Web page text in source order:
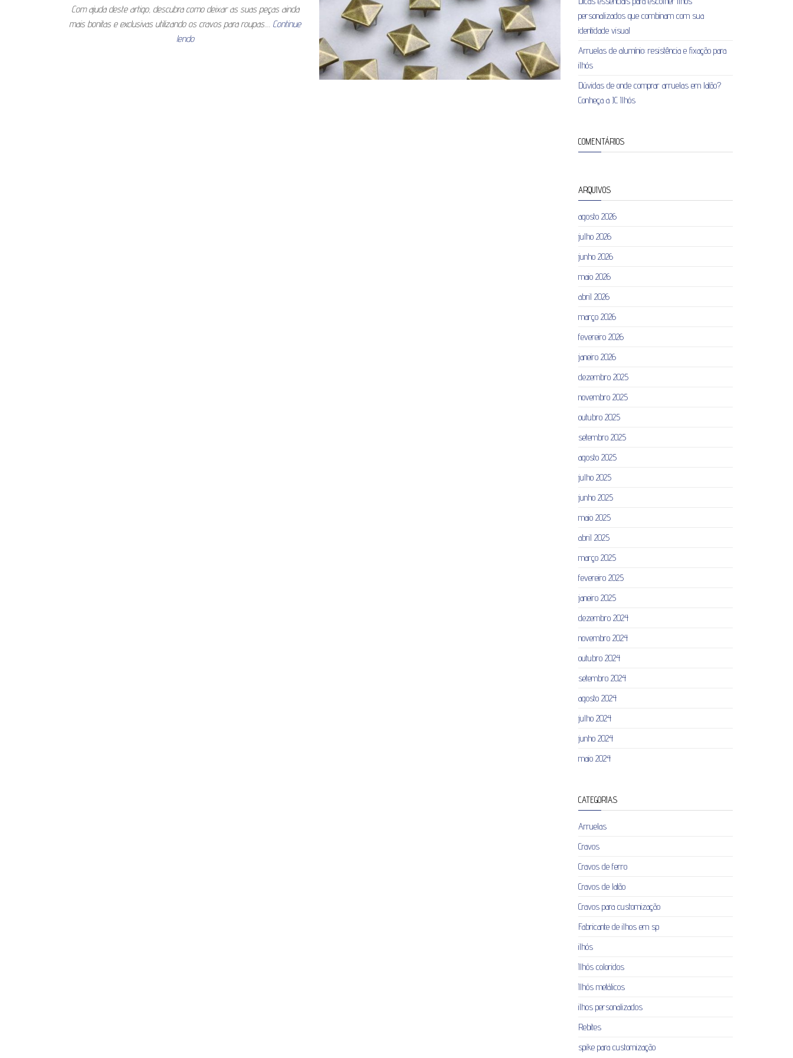
Com ajuda deste artigo, descubra como deixar as suas peças ainda
mais bonitas e exclusivas utilizando os cravos para roupas.… Continue
lendo
personalizados que combinam com sua
identidade visual
Arruelas de alumínio: resistência e fixação para
ilhós
Dúvidas de onde comprar arruelas em latão?
Conheça a JC Ilhós
COMENTÁRIOS
ARQUIVOS
agosto 2026
julho 2026
junho 2026
maio 2026
abril 2026
março 2026
fevereiro 2026
janeiro 2026
dezembro 2025
novembro 2025
outubro 2025
setembro 2025
agosto 2025
julho 2025
junho 2025
maio 2025
abril 2025
março 2025
fevereiro 2025
janeiro 2025
dezembro 2024
novembro 2024
outubro 2024
setembro 2024
agosto 2024
julho 2024
junho 2024
maio 2024
CATEGORIAS
Arruelas
Cravos
Cravos de ferro
Cravos de latão
Cravos para customização
Fabricante de ilhos em sp
ilhós
Ilhós coloridos
Ilhós metálicos
ilhos personalizados
Rebites
spike para customização